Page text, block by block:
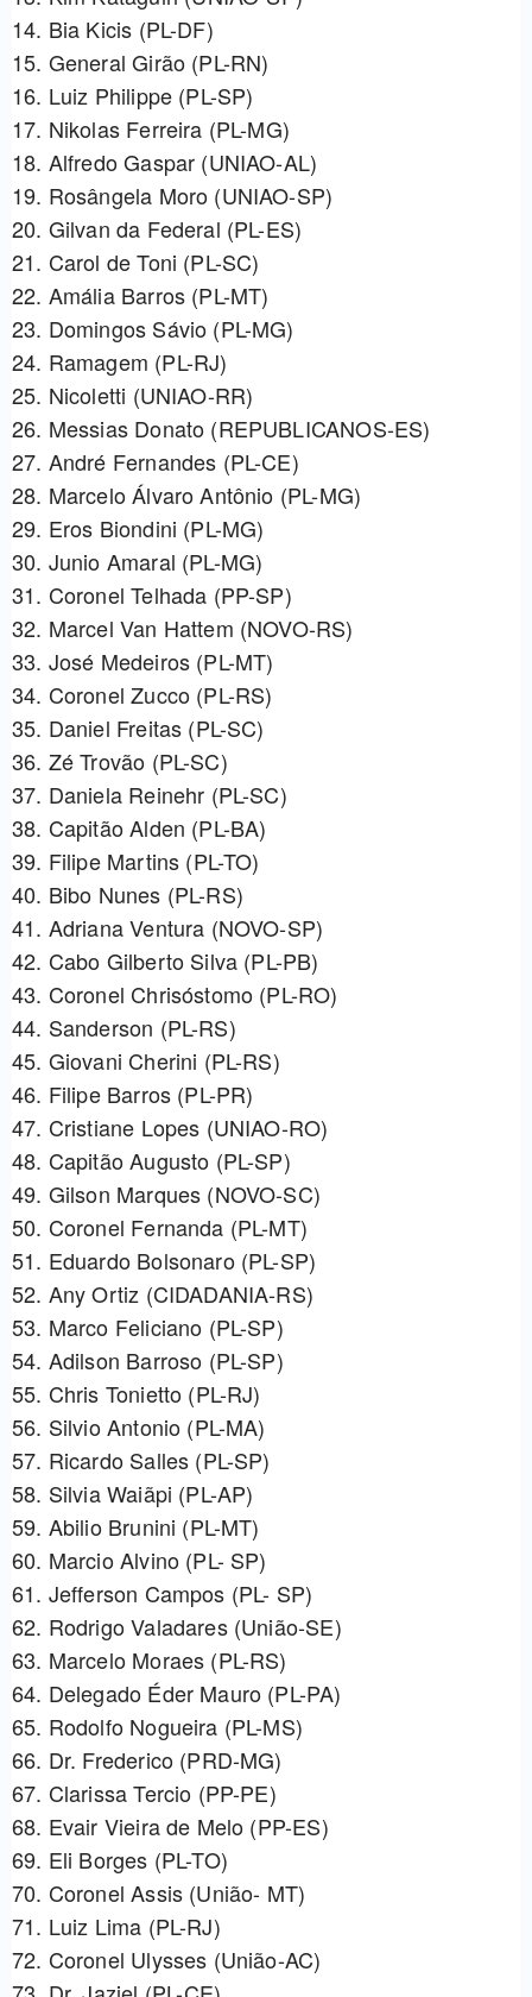
14. Bia Kicis (PL-DF)
15. General Girão (PL-RN)
16. Luiz Philippe (PL-SP)
17. Nikolas Ferreira (PL-MG)
18. Alfredo Gaspar (UNIAO-AL)
19. Rosângela Moro (UNIAO-SP)
20. Gilvan da Federal (PL-ES)
21. Carol de Toni (PL-SC)
22. Amália Barros (PL-MT)
23. Domingos Sávio (PL-MG)
24. Ramagem (PL-RJ)
25. Nicoletti (UNIAO-RR)
26. Messias Donato (REPUBLICANOS-ES)
27. André Fernandes (PL-CE)
28. Marcelo Álvaro Antônio (PL-MG)
29. Eros Biondini (PL-MG)
30. Junio Amaral (PL-MG)
31. Coronel Telhada (PP-SP)
32. Marcel Van Hattem (NOVO-RS)
33. José Medeiros (PL-MT)
34. Coronel Zucco (PL-RS)
35. Daniel Freitas (PL-SC)
36. Zé Trovão (PL-SC)
37. Daniela Reinehr (PL-SC)
38. Capitão Alden (PL-BA)
39. Filipe Martins (PL-TO)
40. Bibo Nunes (PL-RS)
41. Adriana Ventura (NOVO-SP)
42. Cabo Gilberto Silva (PL-PB)
43. Coronel Chrisóstomo (PL-RO)
44. Sanderson (PL-RS)
45. Giovani Cherini (PL-RS)
46. Filipe Barros (PL-PR)
47. Cristiane Lopes (UNIAO-RO)
48. Capitão Augusto (PL-SP)
49. Gilson Marques (NOVO-SC)
50. Coronel Fernanda (PL-MT)
51. Eduardo Bolsonaro (PL-SP)
52. Any Ortiz (CIDADANIA-RS)
53. Marco Feliciano (PL-SP)
54. Adilson Barroso (PL-SP)
55. Chris Tonietto (PL-RJ)
56. Silvio Antonio (PL-MA)
57. Ricardo Salles (PL-SP)
58. Silvia Waiãpi (PL-AP)
59. Abilio Brunini (PL-MT)
60. Marcio Alvino (PL- SP)
61. Jefferson Campos (PL- SP)
62. Rodrigo Valadares (União-SE)
63. Marcelo Moraes (PL-RS)
64. Delegado Éder Mauro (PL-PA)
65. Rodolfo Nogueira (PL-MS)
66. Dr. Frederico (PRD-MG)
67. Clarissa Tercio (PP-PE)
68. Evair Vieira de Melo (PP-ES)
69. Eli Borges (PL-TO)
70. Coronel Assis (União- MT)
71. Luiz Lima (PL-RJ)
72. Coronel Ulysses (União-AC)